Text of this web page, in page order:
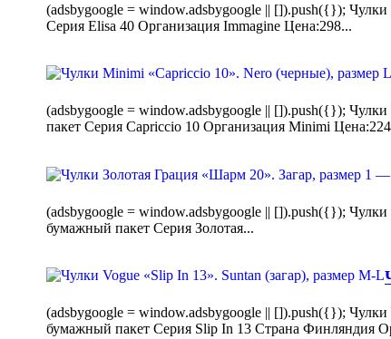
(adsbygoogle = window.adsbygoogle || []).push({});
Серия Elisa 40 Организация Immagine Цена:298...
(adsbygoogle = window.adsbygoogle || []).push({});
пакет Серия Capriccio 10 Организация Minimi
(adsbygoogle = window.adsbygoogle || []).push({});
бумажный пакет Серия Золотая...
(adsbygoogle = window.adsbygoogle || []).push({});
бумажный пакет Серия Slip In 13 Страна Финляндия